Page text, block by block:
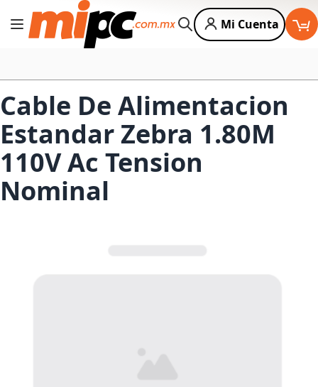
Cambiar Nav
Buscar
Mi Cuenta
Cable De Alimentacion
Estandar Zebra 1.80M
110V Ac Tension
Nominal